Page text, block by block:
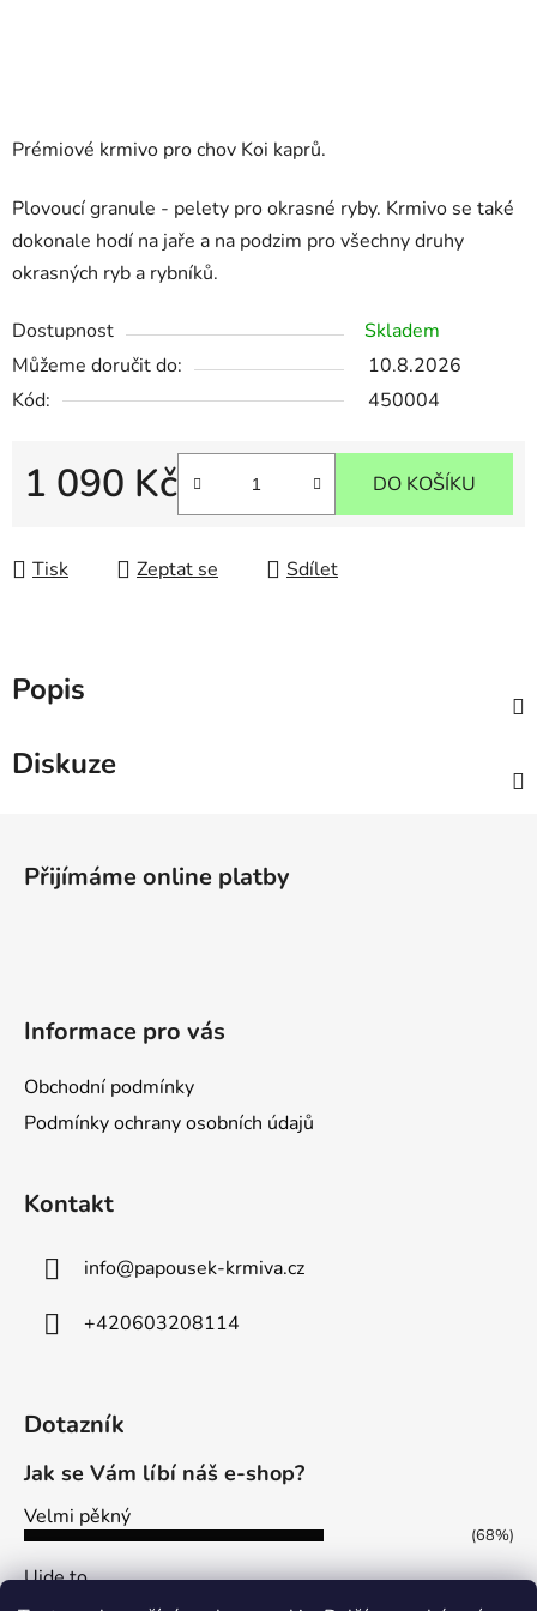
Prémiové krmivo pro chov Koi kaprů.
Plovoucí granule - pelety pro okrasné ryby. Krmivo se také
dokonale hodí na jaře a na podzim pro všechny druhy
okrasných ryb a rybníků.
Dostupnost
Skladem
Můžeme doručit do:
10.8.2026
Kód:
450004
1 090 Kč DO KOŠÍKU
Tisk Zeptat se Sdílet
Popis
Diskuze
Přijímáme online platby
Informace pro vás
Obchodní podmínky
Podmínky ochrany osobních údajů
Kontakt
info@papousek-krmiva.cz
+420603208114
Dotazník
Jak se Vám líbí náš e-shop?
Velmi pěkný
(68%)
Ujde to